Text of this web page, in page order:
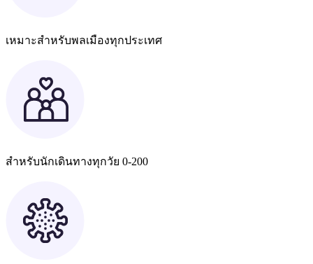
เหมาะสำหรับพลเมืองทุกประเทศ
สำหรับนักเดินทางทุกวัย 0-200